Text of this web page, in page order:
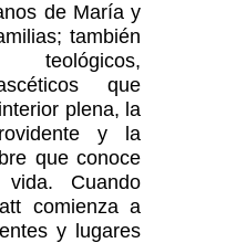
de María y
también
que
plena, la
y la
que conoce
Cuando
comienza a
y lugares